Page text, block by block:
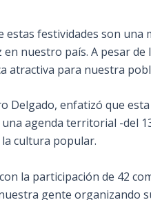
festividades son una
nuestro país. A pesar de
atractiva para nuestra
Delgado, enfatizó que
agenda territorial -del
cultura popular.
la participación de 42
gente organizando